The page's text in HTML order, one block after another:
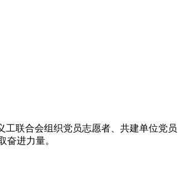
工联合会组织党员志愿者、共建单位党员
奋进力量。